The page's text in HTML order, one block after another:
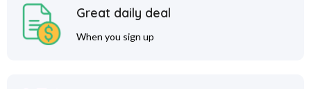
Great daily deal
When you sign up